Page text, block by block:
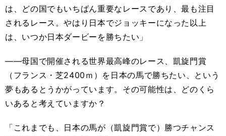
は、どの国でもいちばん重要なレースであり、最も注目
されるレース。やはり日本でジョッキーになった以上
は、いつか日本ダービーを勝ちたい」
――母国で開催される世界最高峰のレース、凱旋門賞
（フランス・芝2400ｍ）を日本の馬で勝ちたい、という
夢もあるとうかがっています。その可能性は、どのくら
いあると考えていますか？
「これまでも、日本の馬が（凱旋門賞で）勝つチャンス